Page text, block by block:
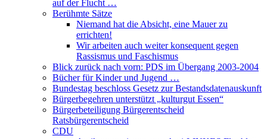
auf der Flucht …
Berühmte Sätze
Niemand hat die Absicht, eine Mauer zu
errichten!
Wir arbeiten auch weiter konsequent gegen
Rassismus und Faschismus
Blick zurück nach vorn: PDS im Übergang 2003-2004
Bücher für Kinder und Jugend …
Bundestag beschloss Gesetz zur Bestandsdatenauskunft
Bürgerbegehren unterstützt „kulturgut Essen“
Bürgerbeteiligung Bürgerentscheid
Ratsbürgerentscheid
CDU